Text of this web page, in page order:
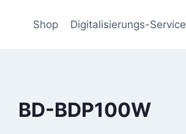
Shop Digitalisierungs-Service
BD-BDP100W